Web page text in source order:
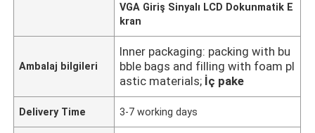
VGA Giriş Sinyalı LCD Dokunmatik E
kran
Ambalaj bilgileri
Inner packaging: packing with bu
bble bags and filling with foam pl
astic materials; İç pake
Delivery Time 3-7 working days